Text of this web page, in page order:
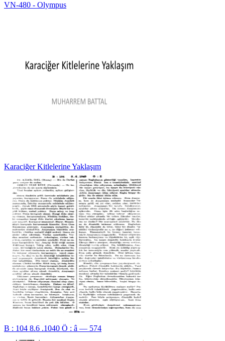
VN‑480 - Olympus
Karaciğer Kitlelerine Yaklaşım
B : 104 8.6 .1040 Ö : â — 574